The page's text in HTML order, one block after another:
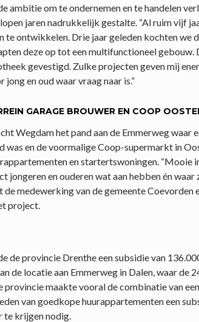
ambitie om te ondernemen en te handelen
jaren nadrukkelijk gestalte. “Al ruim vijf
te ontwikkelen. Drie jaar geleden kochten we
deze op tot een multifunctioneel
gevestigd. Zulke projecten geven mij
en oud waar vraag naar is.”
GARAGE BROUWER EN COOP
Wegdam het pand aan de Emmerweg
was en de voormalige Coop-supermarkt in
en startertswoningen. “Mooie
jongeren en ouderen wat aan hebben én
medewerking van de gemeente
project.
de provincie Drenthe een subsidie van
de locatie aan Emmerweg in Dalen, waar de
provincie maakte vooral de combinatie van
van goedkope huurappartementen een
krijgen nodig.